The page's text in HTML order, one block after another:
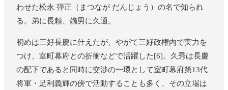
わせた松永 弾正（まつなが だんじょう）の名で知られ
る。弟に長頼、嫡男に久通。
初めは三好長慶に仕えたが、やがて三好政権内で実力を
つけ、室町幕府との折衝などで活躍した[6]。久秀は長慶
の配下であると同時に交渉の一環として室町幕府第13代
将軍・足利義輝の傍で活動することも多く、その立場は